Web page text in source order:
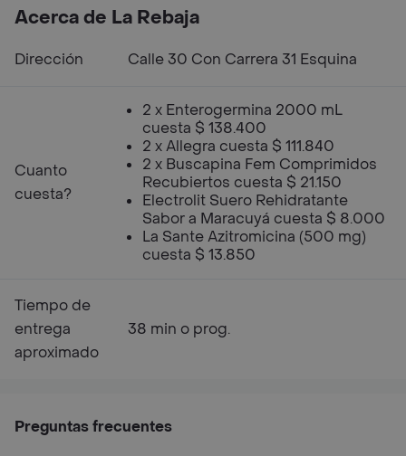
Acerca de La Rebaja
Dirección Calle 30 Con Carrera 31 Esquina
Cuanto
cuesta?
2 x Enterogermina 2000 mL
cuesta $ 138.400
2 x Allegra cuesta $ 111.840
2 x Buscapina Fem Comprimidos
Recubiertos cuesta $ 21.150
Electrolit Suero Rehidratante
Sabor a Maracuyá cuesta $ 8.000
La Sante Azitromicina (500 mg)
cuesta $ 13.850
Tiempo de
entrega
aproximado
38 min o prog.
Preguntas frecuentes